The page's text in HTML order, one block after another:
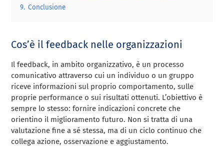
9. Conclusione
Cos’è il feedback nelle organizzazioni
Il feedback, in ambito organizzativo, è un processo
comunicativo attraverso cui un individuo o un gruppo
riceve informazioni sul proprio comportamento, sulle
proprie performance o sui risultati ottenuti. L’obiettivo è
sempre lo stesso: fornire indicazioni concrete che
orientino il miglioramento futuro. Non si tratta di una
valutazione fine a sé stessa, ma di un ciclo continuo che
collega azione, osservazione e aggiustamento.